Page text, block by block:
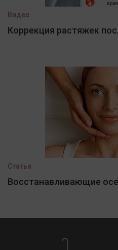
Видео
Коррекция растяжек
Статья
Восстанавливающие